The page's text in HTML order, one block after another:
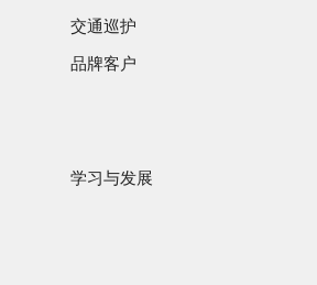
交通巡护
品牌客户
学习与发展